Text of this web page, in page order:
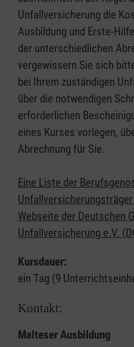
Unfallversicherung die
Ausbildung und Erste-
der unterschiedlichen
vergewissern Sie sich
bei Ihrem zuständigen
über die notwendigen
erforderlichen
eines Kurses vorlegen,
Abrechnung für Sie.
Eine Liste der
Webseite der Deutschen
Unfallversicherung e.V.
Kursdauer:
ein Tag (9
Kontakt:
Malteser Ausbildung